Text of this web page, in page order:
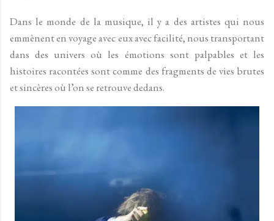
Dans le monde de la musique, il y a des artistes qui nous
emmènent en voyage avec eux avec facilité, nous transportant
dans des univers où les émotions sont palpables et les
histoires racontées sont comme des fragments de vies brutes
et sincères où l’on se retrouve dedans.